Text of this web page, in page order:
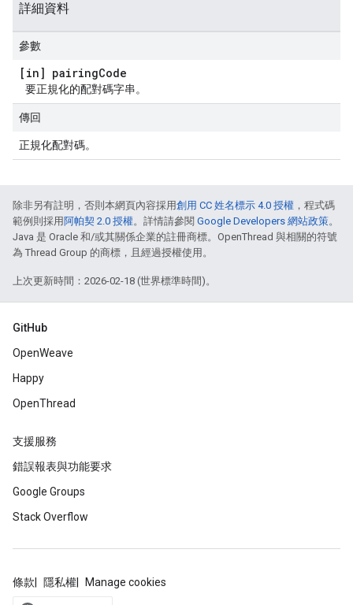
詳細資料
參數
[in] pairingCode
要正規化的配對碼字串。
傳回
正規化配對碼。
除非另有註明，否則本網頁內容採用創用 CC 姓名標示 4.0 授權 ，程式碼
範例則採用 阿帕契 2.0 授權。詳情請參閱 Google Developers 網站政策。
Java 是 Oracle 和/或其關係企業的註冊商標。OpenThread 與相關的符號
為 Thread Group 的商標，且經過授權使用。
上次更新時間：2026-02-18 (世界標準時間)。
GitHub
OpenWeave
Happy
OpenThread
支援服務
錯誤報表與功能要求
Google Groups
Stack Overflow
條款 隱私權 Manage cookies